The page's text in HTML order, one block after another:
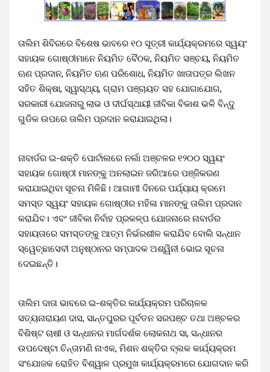
ତାଲିମ ଶିବିରରେ ବିଶେଷ ଭାବରେ ୧୦ ସୂତ୍ରୀ କାର୍ଯ୍ୟକ୍ରମରେ ସ୍ୱୟଂ
ସହାୟକ ଗୋଷ୍ଠୀମାନେ ନିୟମିତ ବୈଠକ, ନିୟମିତ ସଞ୍ଚୟ, ନିୟମିତ
ଋଣ ପ୍ରଦାନ, ନିୟମିତ ଋଣ ପରିଶୋଧ, ନିୟମିତ ଖାତାପତ୍ର ଲିଖନ
ସହିତ ଶିକ୍ଷା, ସ୍ୱାସ୍ଥ୍ୟ, ଗ୍ରାମ ପଞ୍ଚାୟତ ସହ ଯୋଗାଯୋଗ,
ସରକାରୀ ଯୋଜନାରୁ ଲାଭ ଓ ଦୀର୍ଘସ୍ଥାୟୀ ଜୀବିକା ବିକାଶ ଭଳି ବିନ୍ଦୁ
ଗୁଡିକ ଉପରେ ତାଲିମ ପ୍ରଦାନ କରାଯାଇଥିଲା।
ନାବାର୍ଡର ଇ-ଶକ୍ତି ପୋର୍ଟାଲରେ ନର୍ଲା ଅଞ୍ଚଳର ୧୨୦୦ ସ୍ୱୟଂ
ସହାୟକ ଗୋଷ୍ଠୀ ମାନଙ୍କୁ ଅନଲାଇନ ଜରିଆରେ ପଞ୍ଜିକରଣ
କରାଯାଇଥିବା ସୂଚନା ମିଳିଛି। ଆଗାମୀ ଦିନରେ ପର୍ଯ୍ୟାୟ କ୍ରମେ
ସମସ୍ତ ସ୍ୱୟଂ ସହାୟକ ଗୋଷ୍ଠୀର ମହିଳା ମାନଙ୍କୁ ତାଲିମ ପ୍ରଦାନ
କରାଯିବ। ଏବଂ ଜୀବିକା ନିର୍ବାହ ପ୍ରକଳ୍ପ ଯୋଜନାରେ ନାବାର୍ଡର
ସହାୟତାରେ ସମସ୍ତଙ୍କୁ ଆତ୍ମ ନିର୍ଭରଶୀଳ କରାଯିବ ବୋଲି ସନ୍ଧାନ
ସ୍ୱେଚ୍ଛାସେବୀ ଅନୁଷ୍ଠାନର ସମ୍ପାଦକ ଅଶ୍ୱିନୀ ଭୋଇ ସୂଚନା
ଦେଇଛନ୍ତି।
ତାଲିମ ଦାତା ଭାବରେ ଇ-ଶକ୍ତିର କାର୍ଯ୍ୟକ୍ରମ ପରିଚାଳକ
ସତ୍ୟନାରାୟଣ ଦାସ, ସାନ୍ତପୁରର ପୂର୍ବତନ ସରପଞ୍ଚ ତଥା ଅଞ୍ଚଳର
ବିଶିଷ୍ଟ ଚାଷୀ ଓ ସନ୍ଧାନର ମାର୍ଗଦର୍ଶକ ଲୋକନାଥ ସା, ସନ୍ଧାନର
ଉପଦେଷ୍ଟା ଚିନ୍ତାମଣି ନାଏକ, ମିଶନ ଶକ୍ତିର ବ୍ଲକ କାର୍ଯ୍ୟକ୍ରମ
ସଂଯୋଜକ ରୋହିତ ବିଶ୍ୱାଳ ପ୍ରମୁଖ କାର୍ଯ୍ୟକ୍ରମରେ ଯୋଗଦାନ କରି